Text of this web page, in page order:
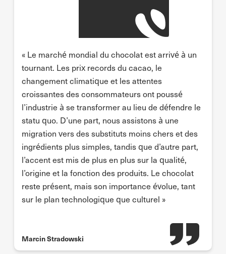
« Le marché mondial du chocolat est arrivé à un
tournant. Les prix records du cacao, le
changement climatique et les attentes
croissantes des consommateurs ont poussé
l’industrie à se transformer au lieu de défendre le
statu quo. D’une part, nous assistons à une
migration vers des substituts moins chers et des
ingrédients plus simples, tandis que d’autre part,
l’accent est mis de plus en plus sur la qualité,
l’origine et la fonction des produits. Le chocolat
reste présent, mais son importance évolue, tant
sur le plan technologique que culturel »
Marcin Stradowski